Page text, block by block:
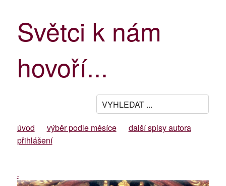
Světci k nám
hovoří...
úvod výběr podle měsíce
další spisy autora
přihlášení
-